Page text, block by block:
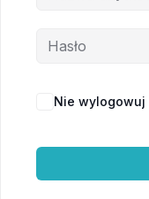
Nie wylogowuj